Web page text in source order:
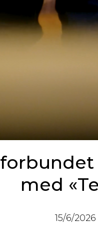
med
15/6/2026